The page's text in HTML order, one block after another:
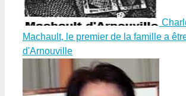
Machault, le premier de la famille a
d'Arnouville